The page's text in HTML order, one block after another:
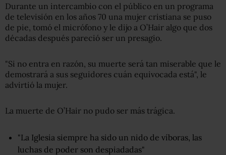
Durante un intercambio con el público en un programa
de televisión en los años 70 una mujer cristiana se puso
de pie, tomó el micrófono y le dijo a O’Hair algo que dos
décadas después pareció ser un presagio.
"Si no entra en razón, su muerte será tan miserable que le
demostrará a sus seguidores cuán equivocada está", le
advirtió la mujer.
La muerte de O’Hair no pudo ser más trágica.
"La Iglesia siempre ha sido un nido de víboras, las
luchas de poder son despiadadas"